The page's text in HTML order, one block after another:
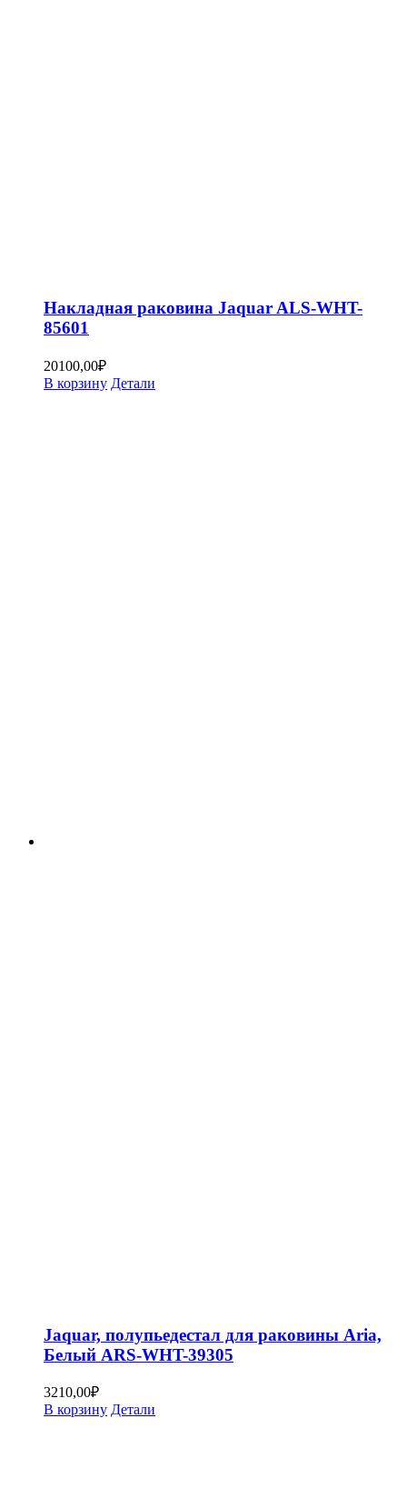
Накладная раковина Jaquar ALS-WHT-
85601
20100,00₽
В корзину Детали
Jaquar, полупьедестал для раковины Aria,
Белый ARS-WHT-39305
3210,00₽
В корзину Детали